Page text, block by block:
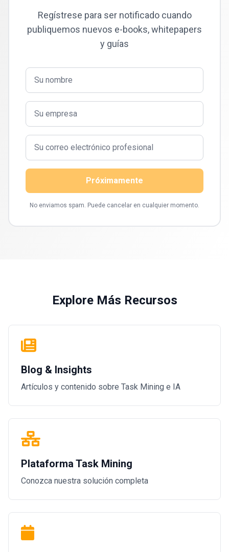
Regístrese para ser notificado cuando
publiquemos nuevos e-books, whitepapers
y guías
Próximamente
No enviamos spam. Puede cancelar en cualquier momento.
Explore Más Recursos
Blog & Insights
Artículos y contenido sobre Task Mining e IA
Plataforma Task Mining
Conozca nuestra solución completa